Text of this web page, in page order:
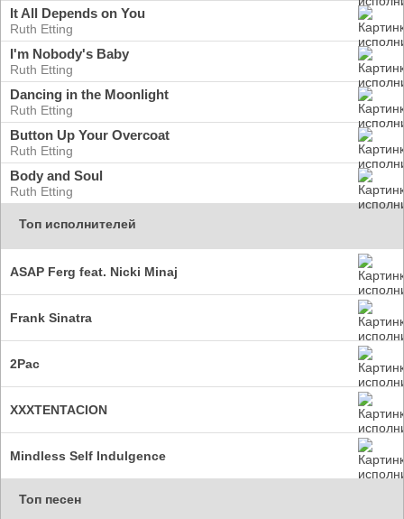
It All Depends on You
Ruth Etting
I'm Nobody's Baby
Ruth Etting
Dancing in the Moonlight
Ruth Etting
Button Up Your Overcoat
Ruth Etting
Body and Soul
Ruth Etting
Топ исполнителей
ASAP Ferg feat. Nicki Minaj
Frank Sinatra
2Pac
XXXTENTACION
Mindless Self Indulgence
Топ песен